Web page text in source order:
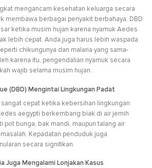
mengancam kesehatan keluarga secara
membawa berbagai penyakit berbahaya. DBD
ketika musim hujan karena nyamuk Aedes
lebih cepat. Anda juga harus lebih waspada
chikungunya dan malaria yang sama-
karena itu, pengendalian nyamuk secara
wajib selama musim hujan.
(DBD) Mengintai Lingkungan Padat
cepat ketika kebersihan lingkungan
aegypti berkembang biak di air jernih
pot bunga, bak mandi, maupun talang air
Kepadatan penduduk juga
secara signifikan.
Juga Mengalami Lonjakan Kasus